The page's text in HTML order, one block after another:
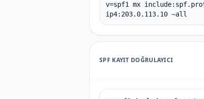
v=spf1 mx
ip4:203.0.113.10 ~all
SPF KAYIT DOĞRULAYICI